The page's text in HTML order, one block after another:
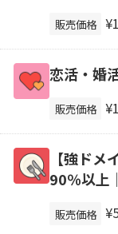
販売価格
恋活・婚
販売価格
【強ド
90％以上
販売価格